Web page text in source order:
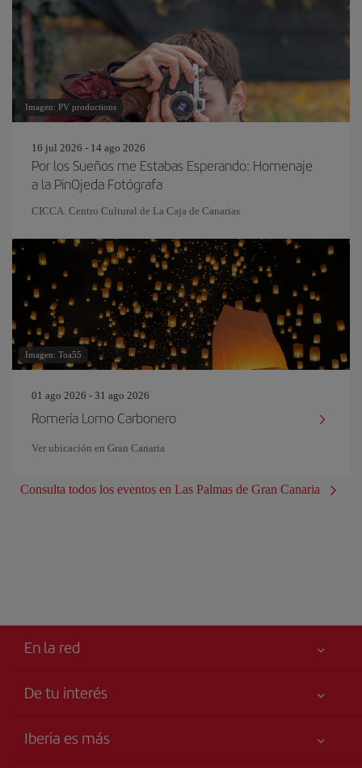
Imagen: PV productions
16 jul 2026 - 14 ago 2026
Por los Sueños me Estabas Esperando: Homenaje
a la PinOjeda Fotógrafa
CICCA. Centro Cultural de La Caja de Canarias
Imagen: Toa55
01 ago 2026 - 31 ago 2026
Romería Lomo Carbonero
Ver ubicación en Gran Canaria
Consulta todos los eventos en Las Palmas de Gran Canaria
En la red
De tu interés
Accesibilidad
Iberia es más